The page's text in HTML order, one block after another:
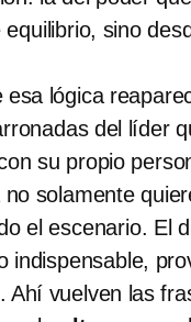
sino
esa lógica
del líder
su propio
solamente
el escenario. El
indispensable,
Ahí vuelven las